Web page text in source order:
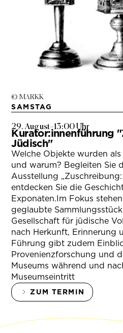
© MARKK
SAMSTAG
29. August–13:00 Uhr
Kurator:innenführung
Jüdisch"
Welche Objekte wurden als
und warum? Begleiten Sie
Ausstellung
entdecken Sie die
Exponaten.Im Fokus
geglaubte
Gesellschaft für jüdische
nach Herkunft, Erinnerung
Führung gibt zudem
Provenienzforschung und
Museums während und
Museumseintritt
ZUM TERMIN